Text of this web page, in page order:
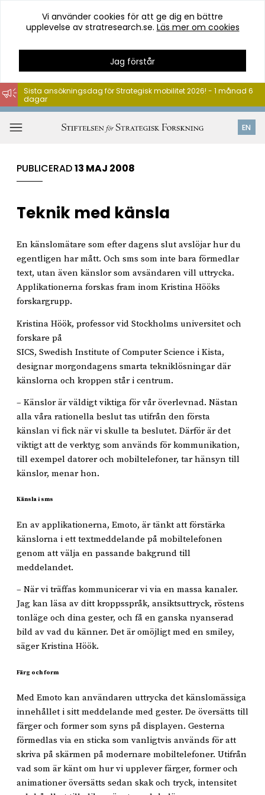
Hoppa
till
innehåll
Vi använder cookies för att ge dig en bättre
upplevelse av stratresearch.se. Läs mer om cookies
Jag förstår
EN
Sista ansökningsdag för Strategisk mobilitet 2026! - 1 månad 6
dagar
PUBLICERAD13 MAJ 2008
Teknik med känsla
En känslomätare som efter dagens slut avslöjar hur du
egentligen har mått. Och sms som inte bara förmedlar
text, utan även känslor som avsändaren vill uttrycka.
Applikationerna forskas fram inom Kristina Hööks
forskargrupp.
Kristina Höök, professor vid Stockholms universitet och
forskare på
SICS, Swedish Institute of Computer Science i Kista,
designar morgondagens smarta tekniklösningar där
känslorna och kroppen står i centrum.
– Känslor är väldigt viktiga för vår överlevnad. Nästan
alla våra rationella beslut tas utifrån den första
känslan vi fick när vi skulle ta beslutet. Därför är det
viktigt att de verktyg som används för kommunikation,
till exempel datorer och mobiltelefoner, tar hänsyn till
känslor, menar hon.
Känsla i sms
En av applikationerna, Emoto, är tänkt att förstärka
känslorna i ett textmeddelande på mobiltelefonen
genom att välja en passande bakgrund till
meddelandet.
– När vi träffas kommunicerar vi via en massa kanaler.
Jag kan läsa av ditt kroppsspråk, ansiktsuttryck, röstens
tonläge och dina gester, och få en ganska nyanserad
bild av vad du känner. Det är omöjligt med en smiley,
säger Kristina Höök.
Färg och form
Med Emoto kan användaren uttrycka det känslomässiga
innehållet i sitt meddelande med gester. De översätts till
färger och former som syns på displayen. Gesterna
förmedlas via en sticka som vanligtvis används för att
skriva på skärmen på modernare mobiltelefoner. Utifrån
vad som är känt om hur vi upplever färger, former och
animationer översätts sedan skak och tryck, intensitet